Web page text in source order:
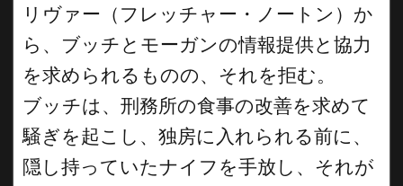
リヴァー（フレッチャー・ノートン）か
ら、ブッチとモーガンの情報提供と協力
を求められるものの、それを拒む。
ブッチは、刑務所の食事の改善を求めて
騒ぎを起こし、独房に入れられる前に、
隠し持っていたナイフを手放し、それが